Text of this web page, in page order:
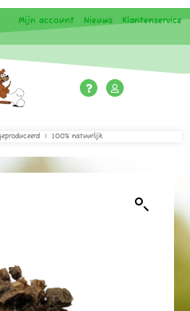
Mijn account Nieuws Klantenservice
| 100% natuurlijk